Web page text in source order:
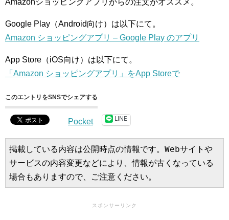
Google Play（Android向け）は以下にて。
Amazon ショッピングアプリ – Google Play のアプリ
App Store（iOS向け）は以下にて。
「Amazon ショッピングアプリ」をApp Storeで
このエントリをSNSでシェアする
Pocket LINE
掲載している内容は公開時点の情報です。Webサイトや
サービスの内容変更などにより、情報が古くなっている
場合もありますので、ご注意ください。
スポンサーリンク